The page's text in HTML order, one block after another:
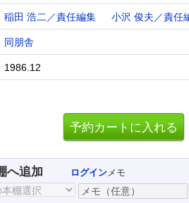
稲田 浩二／責任編集 小沢 俊夫／責任
同朋舎
1986.12
へ追加 ログインメモ